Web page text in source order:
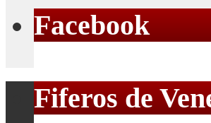
Facebook
Fiferos de